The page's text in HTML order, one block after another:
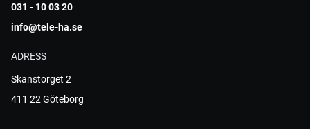
031 - 10 03 20
info@tele-ha.se
ADRESS
Skanstorget 2
411 22 Göteborg